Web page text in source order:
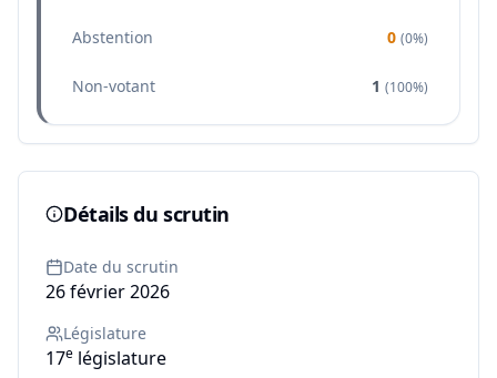
Abstention 0 (0%)
Non-votant 1 (100%)
Détails du scrutin
Date du scrutin
26 février 2026
Législature
17e législature